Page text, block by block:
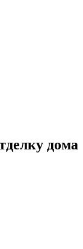
дома